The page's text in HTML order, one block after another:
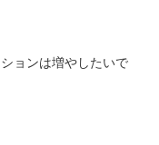
ョンは増やしたいで